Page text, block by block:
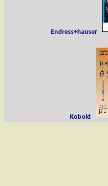
Endress+hauser
Kobold